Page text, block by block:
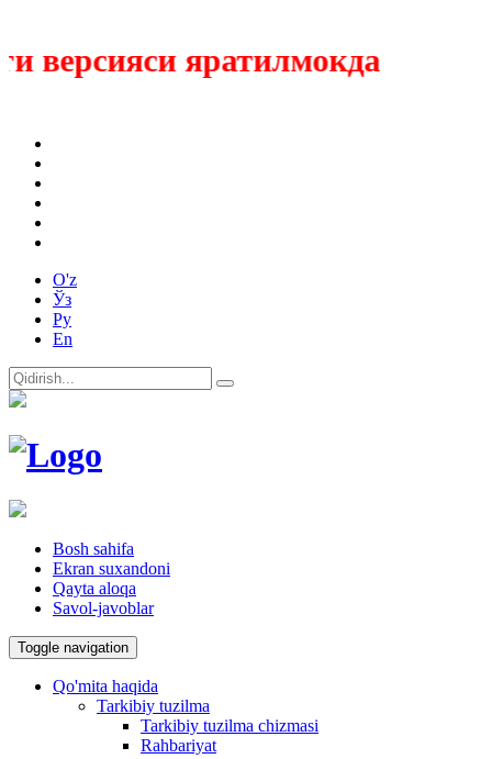
яратилмокда
O'z
Ўз
Ру
En
Bosh sahifa
Ekran suxandoni
Qayta aloqa
Savol-javoblar
Toggle navigation
Qo'mita haqida
Tarkibiy tuzilma
Tarkibiy tuzilma chizmasi
Rahbariyat